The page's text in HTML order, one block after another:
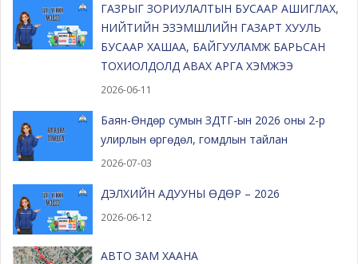
ГАЗРЫГ ЗОРИУЛАЛТЫН БУСААР АШИГЛАХ,
НИЙТИЙН ЭЗЭМШЛИЙН ГАЗАРТ ХУУЛЬ
БУСААР ХАШАА, БАЙГУУЛАМЖ БАРЬСАН
ТОХИОЛДОЛД АВАХ АРГА ХЭМЖЭЭ
2026-06-11
Баян-Өндөр сумын ЗДТГ-ын 2026 оны 2-р
улирлын өргөдөл, гомдлын тайлан
2026-07-03
ДЭЛХИЙН АДУУНЫ ӨДӨР – 2026
2026-06-12
АВТО ЗАМ ХААНА